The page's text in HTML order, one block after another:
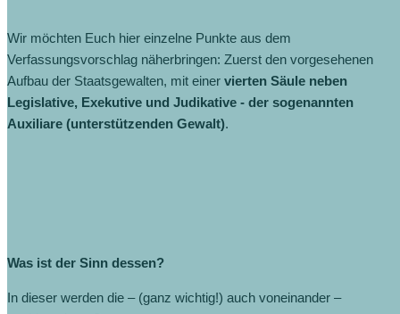
Wir möchten Euch hier einzelne Punkte aus dem
Verfassungsvorschlag näherbringen: Zuerst den vorgesehenen
Aufbau der Staatsgewalten, mit einer vierten Säule neben
Legislative, Exekutive und Judikative - der sogenannten
Auxiliare (unterstützenden Gewalt).
Was ist der Sinn dessen?
In dieser werden die – (ganz wichtig!) auch voneinander –